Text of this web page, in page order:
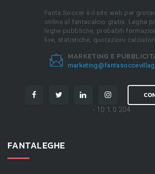
Fanta.Soccer è il sito web per
online al fantacalcio gratis. Leghe
leghe pubbliche, probabili
live, statistiche, quotazioni
MARKETING E
- 10.1.0.204
FANTALEGHE